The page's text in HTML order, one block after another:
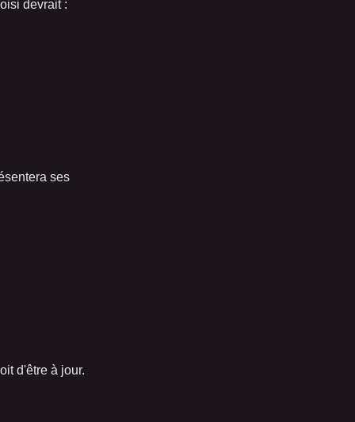
devrait :
ses
d'être à jour.